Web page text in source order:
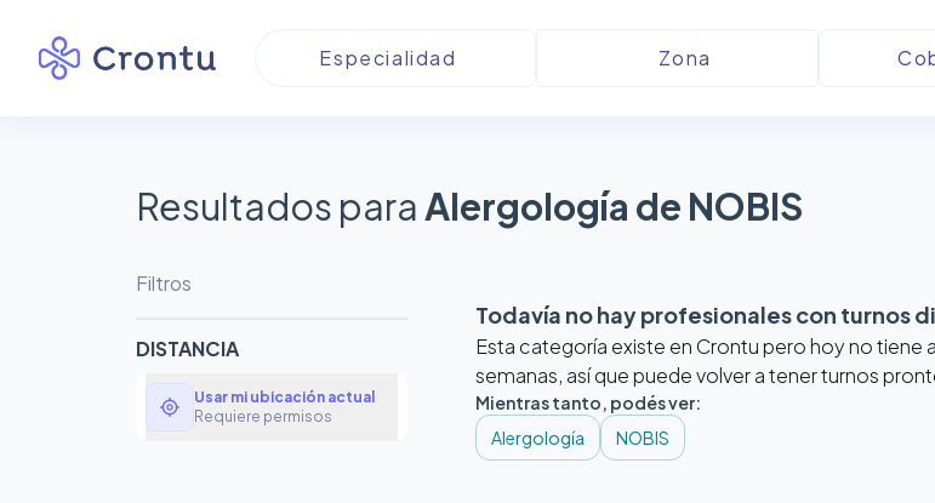
Resultados paraAlergología de NOBIS
Filtros
DISTANCIA
my_location
Usar mi ubicación actual
Requiere permisos
Todavía no hay profesionales con turnos
Esta categoría existe en Crontu pero hoy no
semanas, así que puede volver a tener turnos
Mientras tanto, podés ver:
Alergología
NOBIS